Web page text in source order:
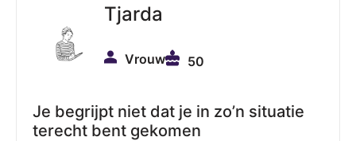
weg. Maar achteraf – en dat is altijd
makkelijker praten – hebben mijn kinderen
grotere sprongen kunnen zetten, op
momenten dat ik mijn trauma’s onder ogen
daarmee omgaat en hoe je een proces
doorgaat en dat je daar echt wel uitkomt.
Tjarda
Vrouw 50
Je begrijpt niet dat je in zo’n situatie
terecht bent gekomen